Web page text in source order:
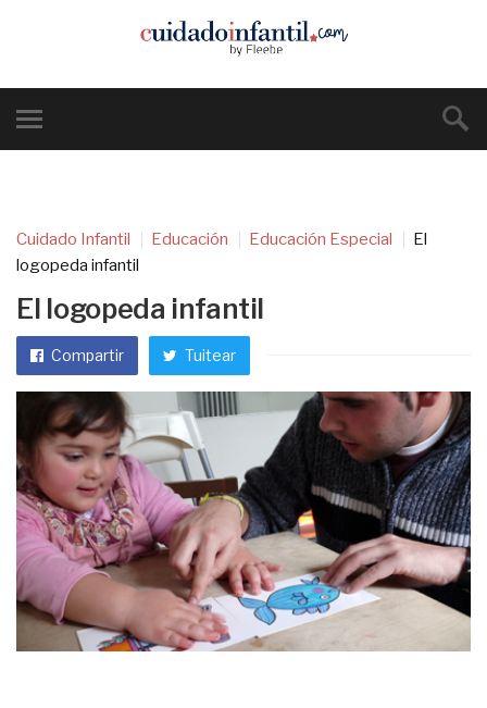
Cuidado Infantil Educación Educación Especial
El
logopeda infantil
El logopeda infantil
Compartir Tuitear